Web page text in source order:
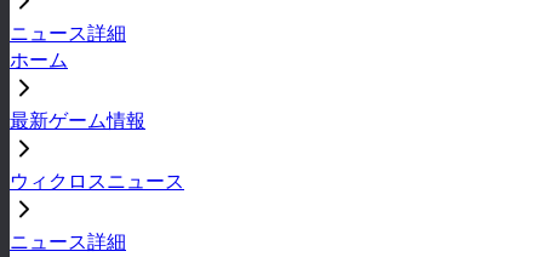
ニュース詳細
ホーム
最新ゲーム情報
ウィクロスニュース
ニュース詳細